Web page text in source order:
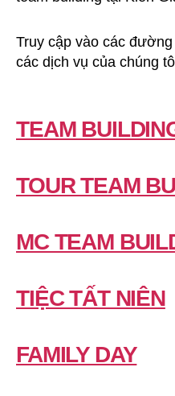
Truy cập vào các
các dịch vụ của chúng
TEAM
TOUR TEAM
MC TEAM
TIỆC TẤT NIÊN
FAMILY DAY